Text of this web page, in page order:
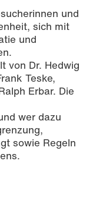
und
sich mit
und
von Dr. Hedwig
Teske,
Erbar. Die
wer dazu
sowie Regeln